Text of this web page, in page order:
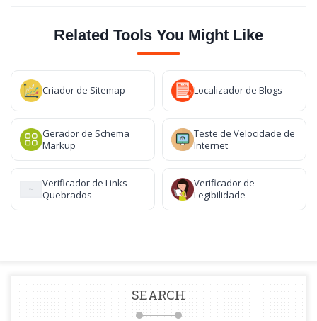
Related Tools You Might Like
Criador de Sitemap Localizador de Blogs
Gerador de Schema
Markup
Teste de Velocidade de
Internet
Verificador de Links
Quebrados
Verificador de
Legibilidade
SEARCH